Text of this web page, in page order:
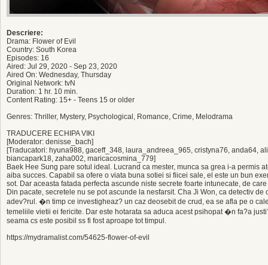
Descriere:
Drama: Flower of Evil
Country: South Korea
Episodes: 16
Aired: Jul 29, 2020 - Sep 23, 2020
Aired On: Wednesday, Thursday
Original Network: tvN
Duration: 1 hr. 10 min.
Content Rating: 15+ - Teens 15 or older
Genres: Thriller, Mystery, Psychological, Romance, Crime, Melodrama
TRADUCERE ECHIPA VIKI
[Moderator: denisse_bach]
[Traducatori: hyuna988, gaceff_348, laura_andreea_965, cristyna76, anda64,
biancapark18, zaha002, maricacosmina_779]
Baek Hee Sung pare sotul ideal. Lucrand ca mester, munca sa grea i-a permis
aiba succes. Capabil sa ofere o viata buna sotiei si fiicei sale, el este un bun
sot. Dar aceasta fatada perfecta ascunde niste secrete foarte intunecate, de
Din pacate, secretele nu se pot ascunde la nesfarsit. Cha Ji Won, ca detectiv
adev?rul. �n timp ce investigheaz? un caz deosebit de crud, ea se afla pe o
temeliile vietii ei fericite. Dar este hotarata sa aduca acest psihopat �n fa?a
seama cs este posibil ss fi fost aproape tot timpul.
https://mydramalist.com/54625-flower-of-evil